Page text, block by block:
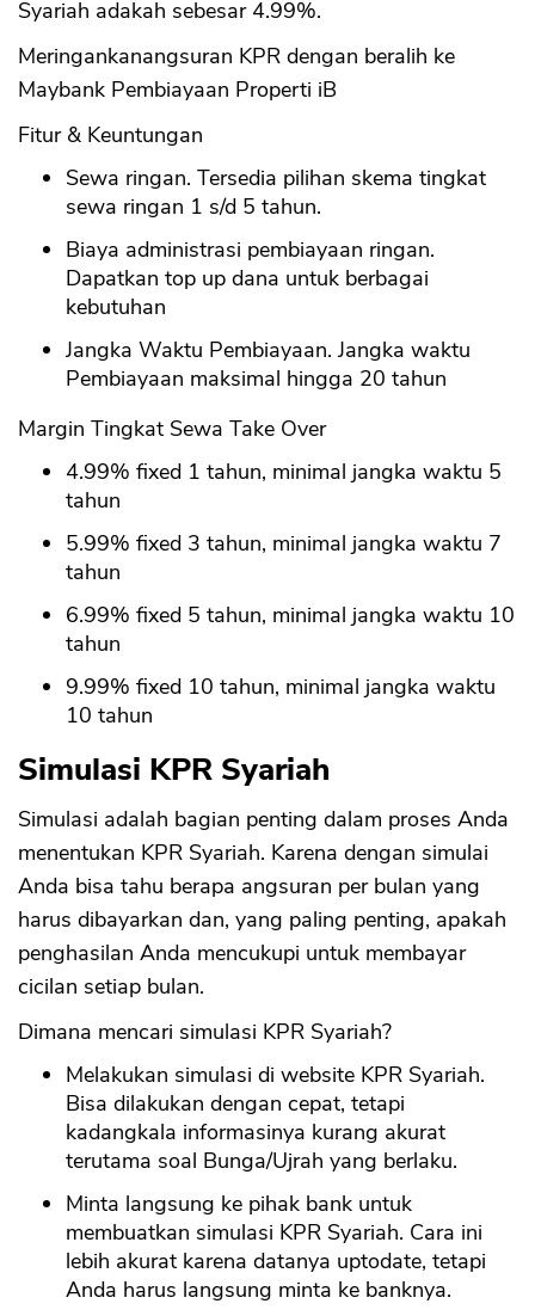
Syariah adakah sebesar 4.99%.
Meringankanangsuran KPR dengan beralih ke
Maybank Pembiayaan Properti iB
Fitur & Keuntungan
Sewa ringan. Tersedia pilihan skema tingkat
sewa ringan 1 s/d 5 tahun.
Biaya administrasi pembiayaan ringan.
Dapatkan top up dana untuk berbagai
kebutuhan
Jangka Waktu Pembiayaan. Jangka waktu
Pembiayaan maksimal hingga 20 tahun
Margin Tingkat Sewa Take Over
4.99% fixed 1 tahun, minimal jangka waktu 5
tahun
5.99% fixed 3 tahun, minimal jangka waktu 7
tahun
6.99% fixed 5 tahun, minimal jangka waktu 10
tahun
9.99% fixed 10 tahun, minimal jangka waktu
10 tahun
Simulasi KPR Syariah
Simulasi adalah bagian penting dalam proses Anda
menentukan KPR Syariah. Karena dengan simulai
Anda bisa tahu berapa angsuran per bulan yang
harus dibayarkan dan, yang paling penting, apakah
penghasilan Anda mencukupi untuk membayar
cicilan setiap bulan.
Dimana mencari simulasi KPR Syariah?
Melakukan simulasi di website KPR Syariah.
Bisa dilakukan dengan cepat, tetapi
kadangkala informasinya kurang akurat
terutama soal Bunga/Ujrah yang berlaku.
Minta langsung ke pihak bank untuk
membuatkan simulasi KPR Syariah. Cara ini
lebih akurat karena datanya uptodate, tetapi
Anda harus langsung minta ke banknya.